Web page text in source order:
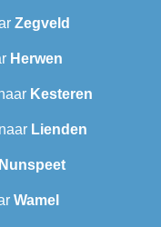
Zegveld
Herwen
Kesteren
naar Lienden
Nunspeet
Wamel